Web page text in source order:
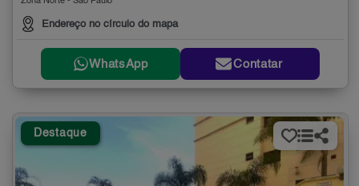
Endereço no círculo do mapa
WhatsApp Contatar
Destaque